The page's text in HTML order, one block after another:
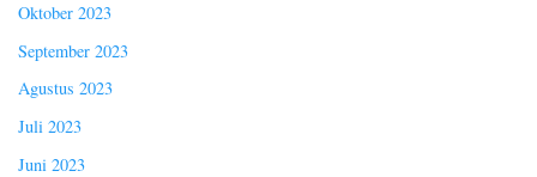
Oktober 2023
September 2023
Agustus 2023
Juli 2023
Juni 2023